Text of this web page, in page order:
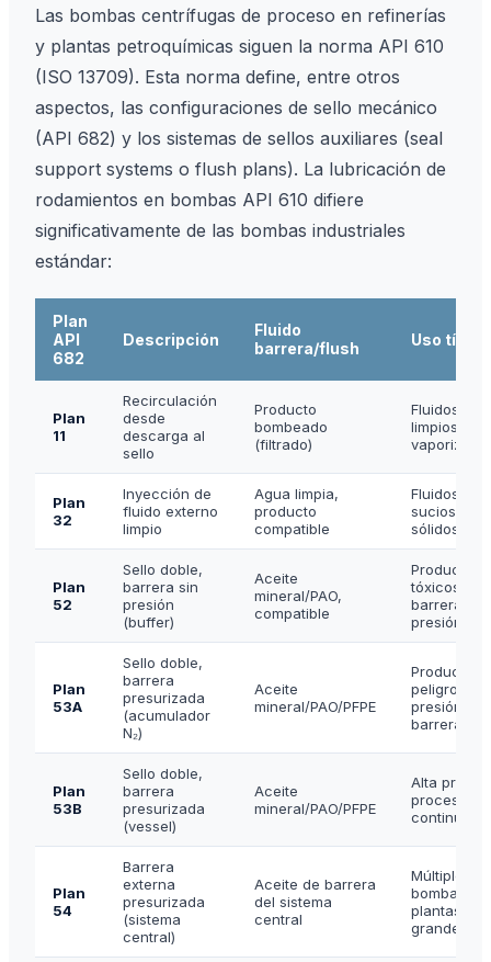
Las bombas centrífugas de proceso en refinerías
y plantas petroquímicas siguen la norma API 610
(ISO 13709). Esta norma define, entre otros
aspectos, las configuraciones de sello mecánico
(API 682) y los sistemas de sellos auxiliares (seal
support systems o flush plans). La lubricación de
rodamientos en bombas API 610 difiere
significativamente de las bombas industriales
estándar:
Plan
API
682
Descripción
Fluido
barrera/flush
Uso típico
Plan
11
Recirculación
desde
descarga al
sello
Producto
bombeado
(filtrado)
Fluidos
limpios no
Plan
32
Inyección de
fluido externo
limpio
Agua limpia,
producto
compatible
Fluidos
sucios o
sólidos
Plan
52
Sello doble,
barrera sin
presión
(buffer)
Aceite
mineral/PAO,
compatible
Productos
tóxicos,
barrera sin
presión
Plan
53A
Sello doble,
barrera
presurizada
(acumulador
N₂)
Aceite
mineral/PAO/PFPE
Productos
peligrosos,
presión
barrera
Plan
53B
Sello doble,
barrera
presurizada
(vessel)
Aceite
mineral/PAO/PFPE
Alta
proceso,
continua
Plan
54
Barrera
externa
presurizada
(sistema
central)
Aceite de barrera
del sistema
central
Múltiples
bombas,
plantas
grandes